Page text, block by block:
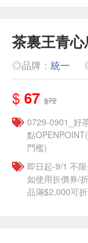
茶裏王青
◎品牌： 統一
$ 67 $72
​​0729-0901_好
點
門檻)
即日起-9/1 不
如使用折價券/
品滿$2,000可